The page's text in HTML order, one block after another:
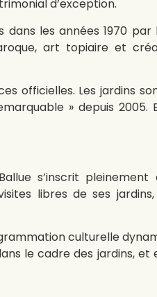
d’exception.
les années 1970
art topiaire et
officielles. Les jardins
» depuis
s’inscrit pleinement
libres de ses
culturelle
le cadre des jardins,